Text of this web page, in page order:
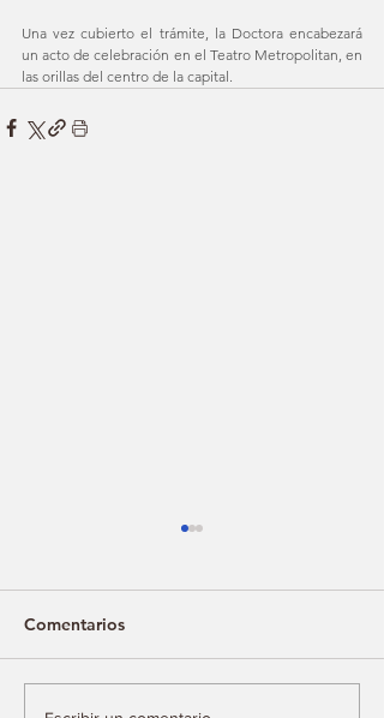
Una vez cubierto el trámite, la Doctora encabezará
un acto de celebración en el Teatro Metropolitan, en
las orillas del centro de la capital.
Comentarios